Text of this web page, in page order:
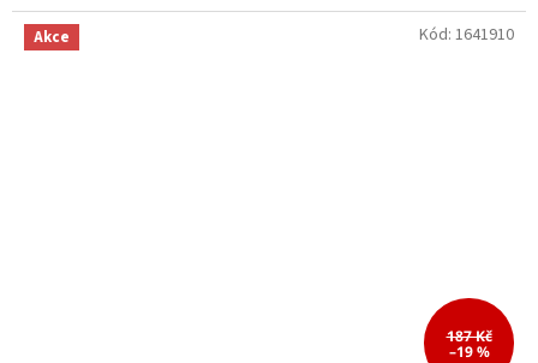
Akce
187 Kč
–19 %
Kód: 1641910